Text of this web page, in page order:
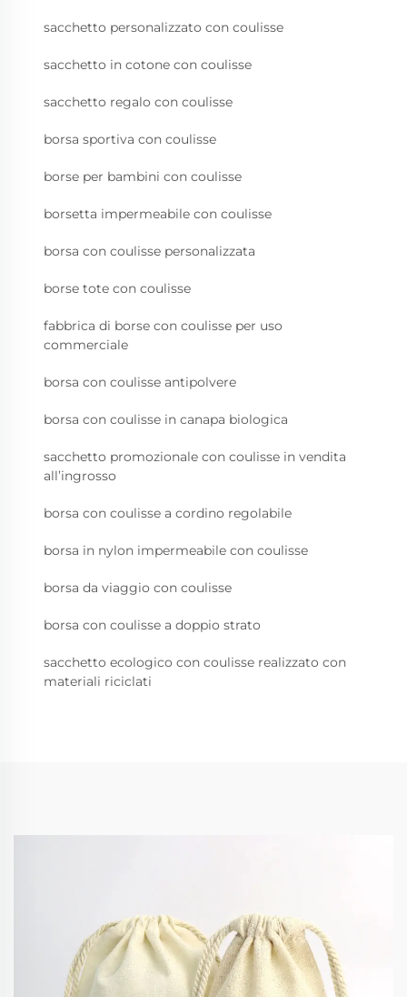
sacchetto personalizzato con coulisse
sacchetto in cotone con coulisse
sacchetto regalo con coulisse
borsa sportiva con coulisse
borse per bambini con coulisse
borsetta impermeabile con coulisse
borsa con coulisse personalizzata
borse tote con coulisse
fabbrica di borse con coulisse per uso
commerciale
borsa con coulisse antipolvere
borsa con coulisse in canapa biologica
sacchetto promozionale con coulisse in vendita
all’ingrosso
borsa con coulisse a cordino regolabile
borsa in nylon impermeabile con coulisse
borsa da viaggio con coulisse
borsa con coulisse a doppio strato
sacchetto ecologico con coulisse realizzato con
materiali riciclati